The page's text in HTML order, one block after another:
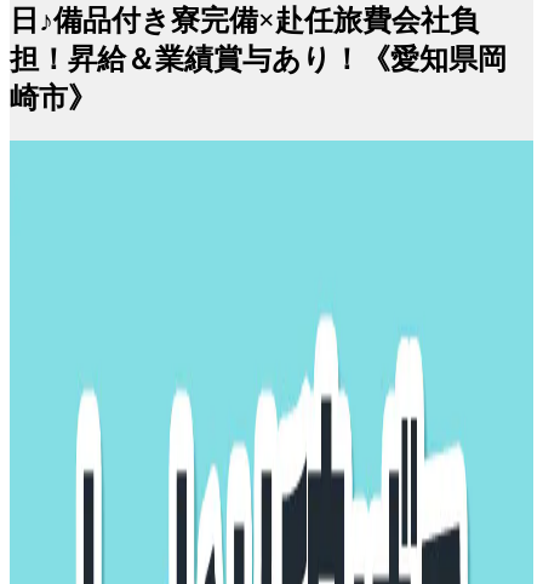
日♪備品付き寮完備×赴任旅費会社負
担！昇給＆業績賞与あり！《愛知県岡
崎市》